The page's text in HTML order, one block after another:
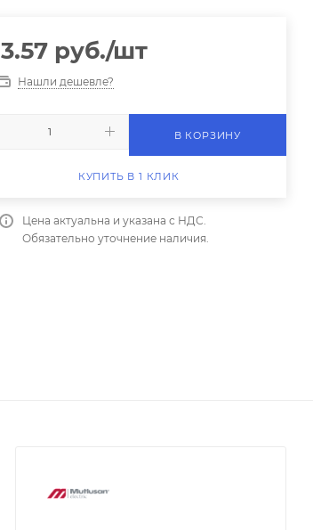
3.57руб./шт
Нашли дешевле?
В КОРЗИНУ
КУПИТЬ В 1 КЛИК
Цена актуальна и указана с НДС.
Обязательно уточнение наличия.